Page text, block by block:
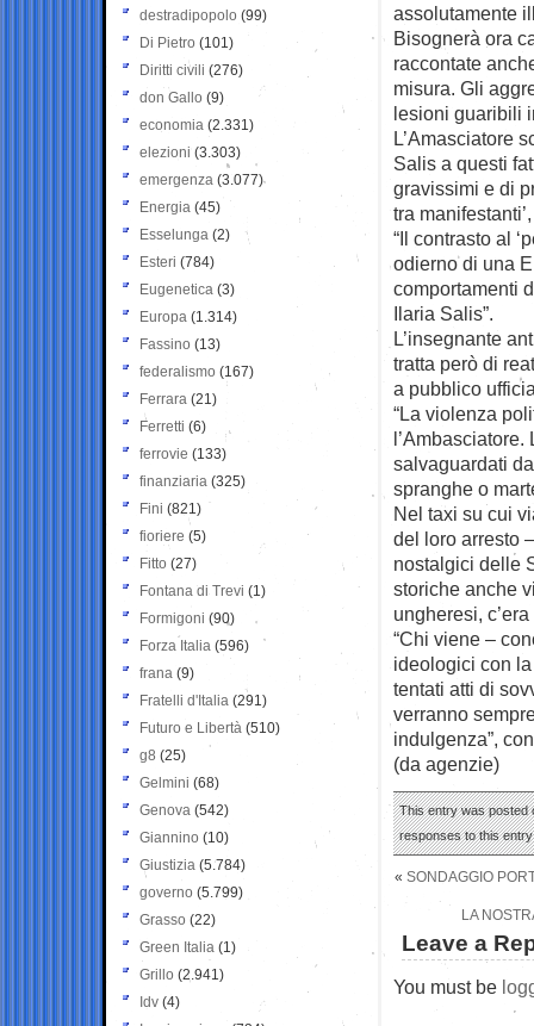
assolutamente
Bisognerà ora
raccontate
misura. Gli
lesioni guaribili
L’Amasciatore
Salis a questi
gravissimi e di
tra
“Il contrasto al
odierno di una
comportamenti
Ilaria Salis”.
L’insegnante
tratta però di
a pubblico
“La violenza
salvaguardati
spranghe o
Nel taxi su cui
del loro arresto
nostalgici delle
storiche anche
ungheresi,
“Chi viene –
ideologici con
tentati atti di
verranno
indulgenza”,
(da agenzie)
This entry was posted
responses to this
« SONDAGGIO
LA
Leave a
You must be
destradipopolo (99)
Di Pietro (101)
Diritti civili (276)
don Gallo (9)
economia (2.331)
elezioni (3.303)
emergenza (3.077)
Energia (45)
Esselunga (2)
Esteri (784)
Eugenetica (3)
Europa (1.314)
Fassino (13)
federalismo (167)
Ferrara (21)
Ferretti (6)
ferrovie (133)
finanziaria (325)
Fini (821)
fioriere (5)
Fitto (27)
Fontana di Trevi (1)
Formigoni (90)
Forza Italia (596)
frana (9)
Fratelli d'Italia (291)
Futuro e Libertà (510)
g8 (25)
Gelmini (68)
Genova (542)
Giannino (10)
Giustizia (5.784)
governo (5.799)
Grasso (22)
Green Italia (1)
Grillo (2.941)
Idv (4)